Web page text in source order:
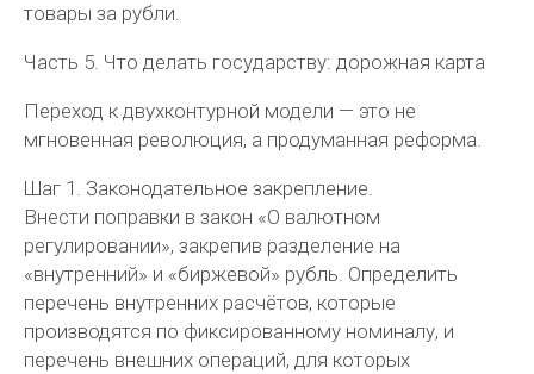
товары за рубли.
Часть 5. Что делать государству: дорожная карта
Переход к двухконтурной модели — это не
мгновенная революция, а продуманная реформа.
Шаг 1. Законодательное закрепление.
Внести поправки в закон «О валютном
регулировании», закрепив разделение на
«внутренний» и «биржевой» рубль. Определить
перечень внутренних расчётов, которые
производятся по фиксированному номиналу, и
перечень внешних операций, для которых